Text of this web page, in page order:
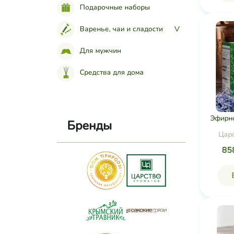
Подарочные наборы
Варенье, чаи и сладости >
Для мужчин
Средства для дома
Бренды